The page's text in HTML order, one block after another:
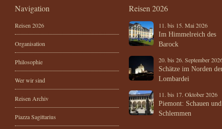
Navigation
Reisen 2026
Organisation
Philosophie
Wer wir sind
Reisen Archiv
Piazza Sagittarius
Reisen 2026
11. bis 15. Mai 2026
Im Himmelreich des
Barock
20. bis 26. September
Schätze im Norden
Lombardei
11. bis 17. Oktober 2026
Piemont: Schauen und
Schlemmen